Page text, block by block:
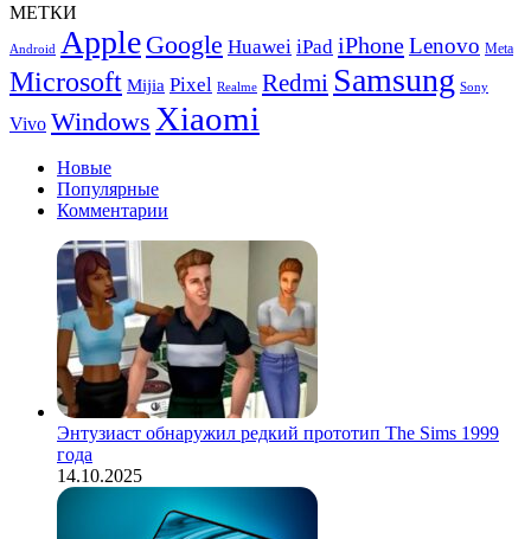
МЕТКИ
Android Apple Google Huawei iPad iPhoneLenovo Meta
Microsoft Mijia Pixel Realme Redmi Samsung Sony
Vivo Windows Xiaomi
Новые
Популярные
Комментарии
Энтузиаст обнаружил редкий прототип The Sims 1999
года
14.10.2025